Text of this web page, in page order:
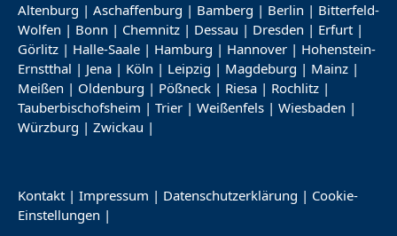
Altenburg | Aschaffenburg | Bamberg | Berlin | Bitterfeld-
Wolfen | Bonn | Chemnitz | Dessau | Dresden | Erfurt |
Görlitz | Halle-Saale | Hamburg | Hannover | Hohenstein-
Ernstthal | Jena | Köln | Leipzig | Magdeburg | Mainz |
Meißen | Oldenburg | Pößneck | Riesa | Rochlitz |
Tauberbischofsheim | Trier | Weißenfels | Wiesbaden |
Würzburg | Zwickau |
Kontakt | Impressum | Datenschutzerklärung | Cookie-
Einstellungen |